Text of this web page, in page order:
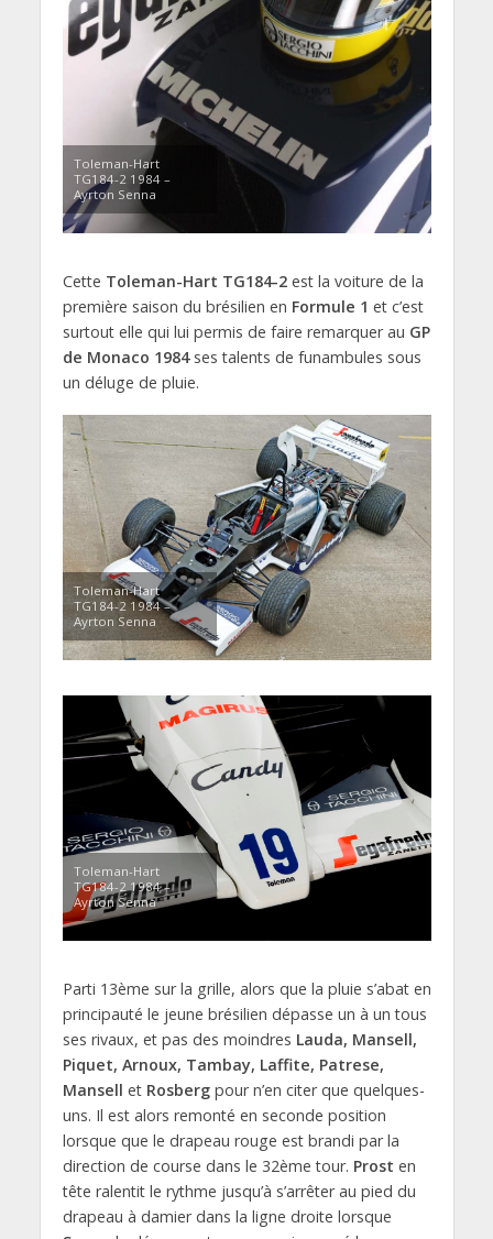
Toleman-Hart
TG184-2 1984 –
Ayrton Senna
Cette Toleman-Hart TG184-2est la voiture de la
première saison du brésilien en Formule 1 et c’est
surtout elle qui lui permis de faire remarquer au GP
de Monaco 1984ses talents de funambules sous
un déluge de pluie.
Toleman-Hart
TG184-2 1984 –
Ayrton Senna
Toleman-Hart
TG184-2 1984 –
Ayrton Senna
Parti 13ème sur la grille, alors que la pluie s’abat en
principauté le jeune brésilien dépasse un à un tous
ses rivaux, et pas des moindres Lauda, Mansell,
Piquet, Arnoux, Tambay, Laffite, Patrese,
Mansell et Rosbergpour n’en citer que quelques-
uns. Il est alors remonté en seconde position
lorsque que le drapeau rouge est brandi par la
direction de course dans le 32ème tour. Prost en
tête ralentit le rythme jusqu’à s’arrêter au pied du
drapeau à damier dans la ligne droite lorsque